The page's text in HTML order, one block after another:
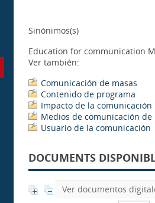
Sinónimos(s)
Education for communication
Ver también:
Comunicación de masas
Contenido de programa
Impacto de la comunicación
Medios de comunicación de
Usuario de la comunicación
DOCUMENTS
Ver documentos